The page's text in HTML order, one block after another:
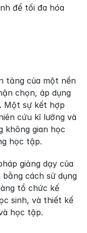
để tối đa hóa
tảng của một nền
chọn, áp dụng
Một sự kết hợp
cứu kĩ lưỡng và
không gian học
học tập.
giảng dạy của
cách sử dụng
tổ chức kế
sinh, và thiết kế
học tập.